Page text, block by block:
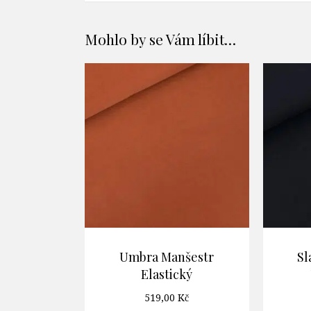
Mohlo by se Vám líbit…
Umbra Manšestr
Elastický
519,00Kč